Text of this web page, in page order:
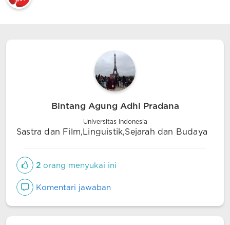
Bintang Agung Adhi Pradana
Universitas Indonesia
Sastra dan Film,Linguistik,Sejarah dan Budaya
2 orang menyukai ini
Komentari jawaban